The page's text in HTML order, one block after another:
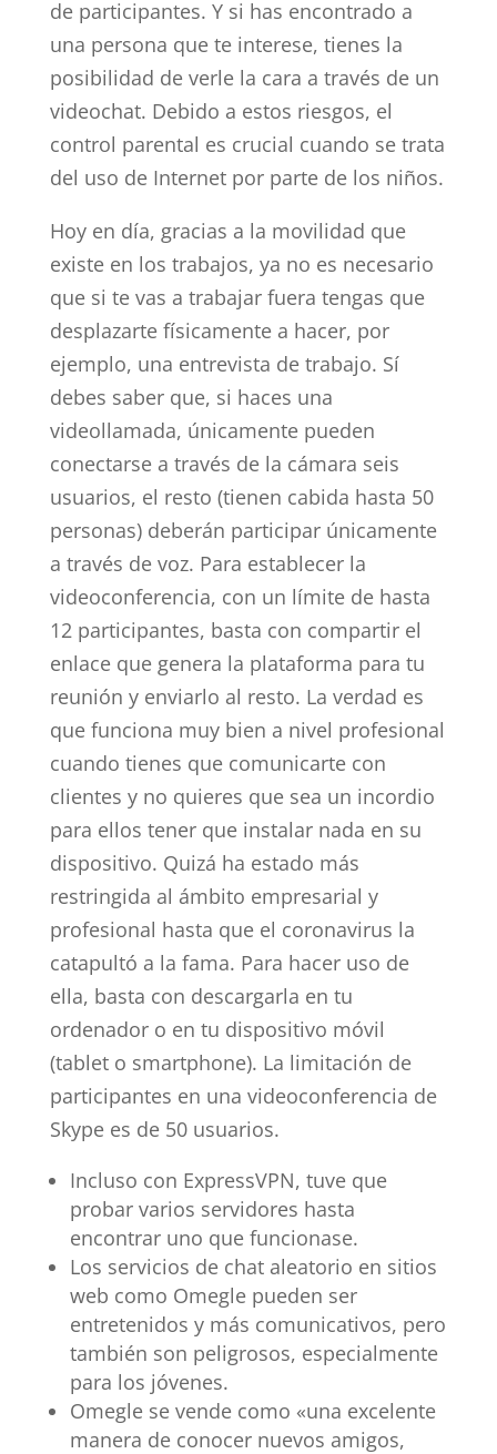
de participantes. Y si has encontrado a
una persona que te interese, tienes la
posibilidad de verle la cara a través de un
videochat. Debido a estos riesgos, el
control parental es crucial cuando se trata
del uso de Internet por parte de los niños.
Hoy en día, gracias a la movilidad que
existe en los trabajos, ya no es necesario
que si te vas a trabajar fuera tengas que
desplazarte físicamente a hacer, por
ejemplo, una entrevista de trabajo. Sí
debes saber que, si haces una
videollamada, únicamente pueden
conectarse a través de la cámara seis
usuarios, el resto (tienen cabida hasta 50
personas) deberán participar únicamente
a través de voz. Para establecer la
videoconferencia, con un límite de hasta
12 participantes, basta con compartir el
enlace que genera la plataforma para tu
reunión y enviarlo al resto. La verdad es
que funciona muy bien a nivel profesional
cuando tienes que comunicarte con
clientes y no quieres que sea un incordio
para ellos tener que instalar nada en su
dispositivo. Quizá ha estado más
restringida al ámbito empresarial y
profesional hasta que el coronavirus la
catapultó a la fama. Para hacer uso de
ella, basta con descargarla en tu
ordenador o en tu dispositivo móvil
(tablet o smartphone). La limitación de
participantes en una videoconferencia de
Skype es de 50 usuarios.
Incluso con ExpressVPN, tuve que
probar varios servidores hasta
encontrar uno que funcionase.
Los servicios de chat aleatorio en sitios
web como Omegle pueden ser
entretenidos y más comunicativos, pero
también son peligrosos, especialmente
para los jóvenes.
Omegle se vende como «una excelente
manera de conocer nuevos amigos,